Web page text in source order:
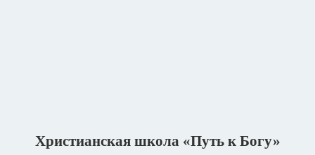
Христианская школа «Путь к Богу»